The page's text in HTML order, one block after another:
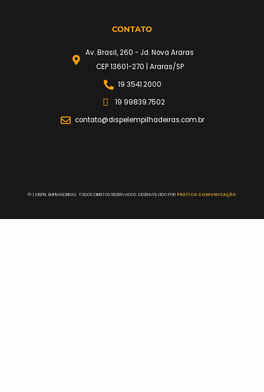
CONTATO
Av. Brasil, 260 - Jd. Nova Araras
CEP 13601-270 | Araras/SP
19 3541.2000
19 99839.7502
contato@dispelempilhadeiras.com.br
© | DISPEL EMPILHADEIRAS. TODOS DIREITOS RESERVADOS. DESENVOLVIDO PORPRÁTICA COMUNICAÇÃO